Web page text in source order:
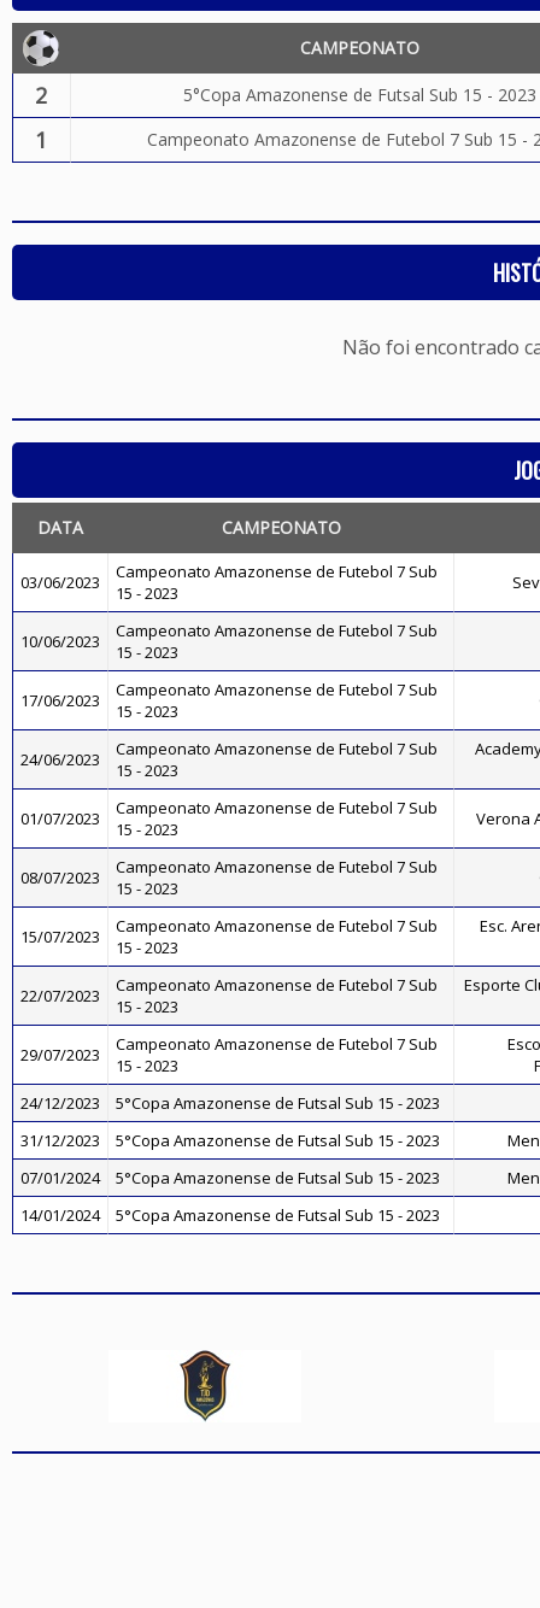
CAMPEONATO
2 5°Copa Amazonense de Futsal Sub 15 - 2023
1 Campeonato Amazonense de Futebol 7 Sub 15 -
Não foi encontrado
DATA CAMPEONATO
03/06/2023
Campeonato Amazonense de Futebol 7 Sub
15 - 2023
10/06/2023
Campeonato Amazonense de Futebol 7 Sub
15 - 2023
17/06/2023
Campeonato Amazonense de Futebol 7 Sub
15 - 2023
24/06/2023
Campeonato Amazonense de Futebol 7 Sub
15 - 2023
01/07/2023
Campeonato Amazonense de Futebol 7 Sub
15 - 2023
Verona
08/07/2023
Campeonato Amazonense de Futebol 7 Sub
15 - 2023
15/07/2023
Campeonato Amazonense de Futebol 7 Sub
15 - 2023
Esc.
22/07/2023
Campeonato Amazonense de Futebol 7 Sub
15 - 2023
Esporte
29/07/2023
Campeonato Amazonense de Futebol 7 Sub
15 - 2023
24/12/2023
5°Copa Amazonense de Futsal Sub 15 - 2023
31/12/2023
5°Copa Amazonense de Futsal Sub 15 - 2023
07/01/2024
5°Copa Amazonense de Futsal Sub 15 - 2023
14/01/2024
5°Copa Amazonense de Futsal Sub 15 - 2023